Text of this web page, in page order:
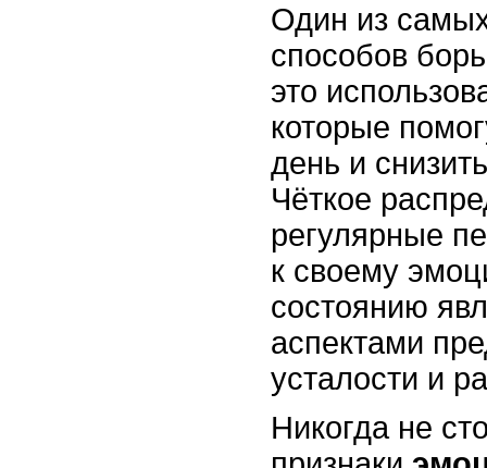
Один из
способов
это
которые
день и
Чёткое
регулярные
к своему
состоянию
аспектами
усталости и
Никогда не